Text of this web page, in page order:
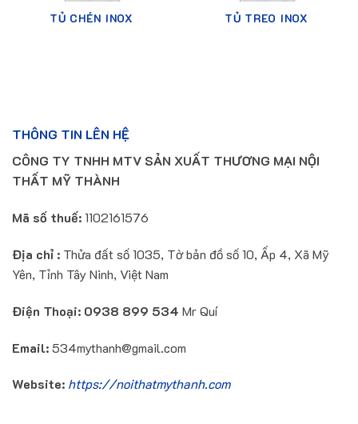
TỦ CHÉN INOX TỦ TREO INOX
THÔNG TIN LÊN HỆ
CÔNG TY TNHH MTV SẢN XUẤT THƯƠNG MẠI NỘI
THẤT MỸ THÀNH
Mã số thuế:1102161576
Địa chỉ : Thửa đất số 1035, Tờ bản đồ số 10, Ấp 4, Xã Mỹ
Yên, Tỉnh Tây Ninh, Việt Nam
Điện Thoại: 0938 899 534 Mr Quí
Email:534mythanh@gmail.com
Website: https://noithatmythanh.com